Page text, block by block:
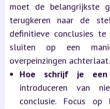
moet de belangrijkste
terugkeren naar de
definitieve conclusies
sluiten op een
overpeinzingen achterlaat.
Hoe schrijf je een
introduceren van
conclusie. Focus